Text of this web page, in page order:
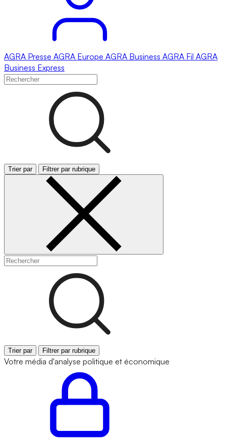
AGRA Presse AGRA Europe AGRA Business AGRA Fil AGRA
Business Express
Trier par Filtrer par rubrique
Trier par Filtrer par rubrique
Votre média d'analyse politique et économique